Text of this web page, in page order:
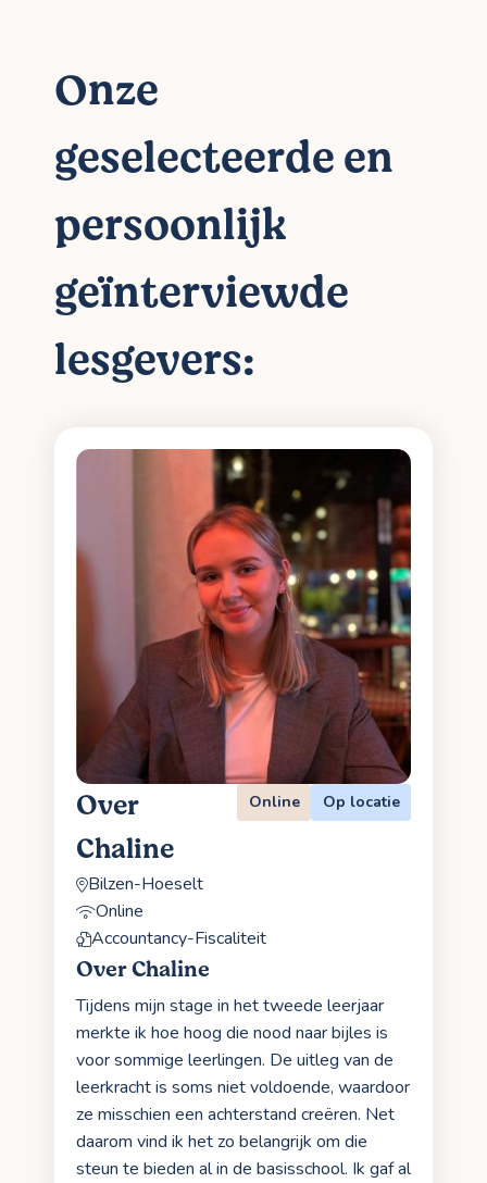
Onze
geselecteerde en
persoonlijk
geïnterviewde
lesgevers:
Over
Chaline
Online Op locatie
Bilzen-Hoeselt
Online
Accountancy-Fiscaliteit
Over Chaline
Tijdens mijn stage in het tweede leerjaar
merkte ik hoe hoog die nood naar bijles is
voor sommige leerlingen. De uitleg van de
leerkracht is soms niet voldoende, waardoor
ze misschien een achterstand creëren. Net
daarom vind ik het zo belangrijk om die
steun te bieden al in de basisschool. Ik gaf al